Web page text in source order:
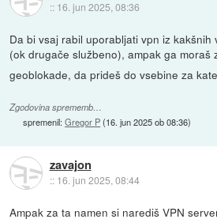
:: 16. jun 2025, 08:36
Da bi vsaj rabil uporabljati vpn iz
(ok drugače službeno), ampak ga moraš
geoblokade, da prideš do vsebine za
Zgodovina sprememb…
spremenil:Gregor P(16. jun 2025 ob 08:36)
zavajon
:: 16. jun 2025, 08:44
Ampak za ta namen si narediš VPN